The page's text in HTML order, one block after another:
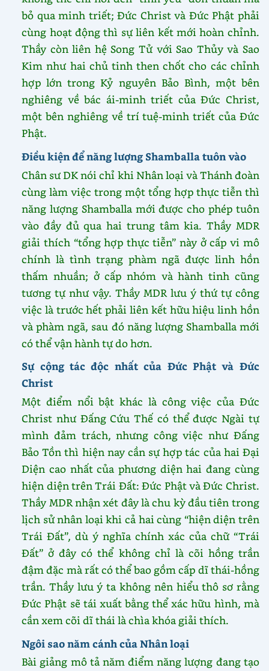
bỏ qua minh triết; Đức Christ và Đức Phật phải
cùng hoạt động thì sự liên kết mới hoàn chỉnh.
Thầy còn liên hệ Song Tử với Sao Thủy và Sao
Kim như hai chủ tinh then chốt cho các chỉnh
hợp lớn trong Kỷ nguyên Bảo Bình, một bên
nghiêng về bác ái-minh triết của Đức Christ,
một bên nghiêng về trí tuệ-minh triết của Đức
Phật.
Điều kiện để năng lượng Shamballa tuôn vào
Chân sư DK nói chỉ khi Nhân loại và Thánh đoàn
cùng làm việc trong một tổng hợp thực tiễn thì
năng lượng Shamballa mới được cho phép tuôn
vào đầy đủ qua hai trung tâm kia. Thầy MDR
giải thích “tổng hợp thực tiễn” này ở cấp vi mô
chính là tình trạng phàm ngã được linh hồn
thấm nhuần; ở cấp nhóm và hành tinh cũng
tương tự như vậy. Thầy MDR lưu ý thứ tự công
việc là trước hết phải liên kết hữu hiệu linh hồn
và phàm ngã, sau đó năng lượng Shamballa mới
có thể vận hành tự do hơn.
Sự cộng tác độc nhất của Đức Phật và Đức
Christ
Một điểm nổi bật khác là công việc của Đức
Christ như Đấng Cứu Thế có thể được Ngài tự
mình đảm trách, nhưng công việc như Đấng
Bảo Tồn thì hiện nay cần sự hợp tác của hai Đại
Diện cao nhất của phương diện hai đang cùng
hiện diện trên Trái Đất: Đức Phật và Đức Christ.
Thầy MDR nhận xét đây là chu kỳ đầu tiên trong
lịch sử nhân loại khi cả hai cùng “hiện diện trên
Trái Đất”, dù ý nghĩa chính xác của chữ “Trái
Đất” ở đây có thể không chỉ là cõi hồng trần
đậm đặc mà rất có thể bao gồm cấp dĩ thái-hồng
trần. Thầy lưu ý ta không nên hiểu thô sơ rằng
Đức Phật sẽ tái xuất bằng thể xác hữu hình, mà
cần xem cõi dĩ thái là chìa khóa giải thích.
Ngôi sao năm cánh của Nhân loại
Bài giảng mô tả năm điểm năng lượng đang tạo